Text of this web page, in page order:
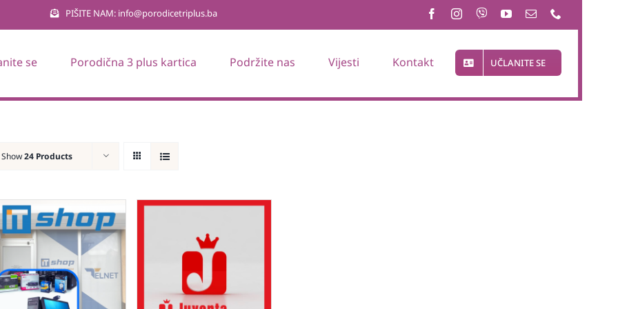
PIŠITE NAM: info@porodicetriplus.ba
se Porodična 3 plus kartica Podržite nas Vijesti Kontakt UČLANITE SE
Show24 Products